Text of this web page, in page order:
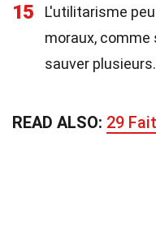
15
L'utilitarisme
moraux, comme
sauver plusieurs.
READ ALSO: 29